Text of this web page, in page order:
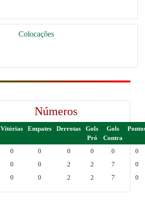
Colocações
Números
Vitórias Empates Derrotas
Gols
Pró
Gols
Contra
0 0 0 0 0
0
0 0 2 2 7
0
0 0 2 2 7 0